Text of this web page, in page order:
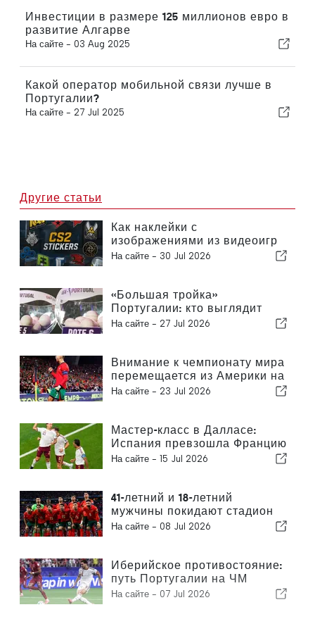
Инвестиции в размере 125 миллионов евро в
развитие Алгарве
На сайте - 03 Aug 2025
Какой оператор мобильной связи лучше в
Португалии?
На сайте - 27 Jul 2025
Другие статьи
Как наклейки с
изображениями из видеоигр
стали источником дохода для
На сайте - 30 Jul 2026
«Большая тройка»
Португалии: кто выглядит
наиболее готовым к новому
На сайте - 27 Jul 2026
Внимание к чемпионату мира
перемещается из Америки на
Пиренейский полуостров
На сайте - 23 Jul 2026
Мастер-класс в Далласе:
Испания превзошла Францию
и вышла в финал чемпионата
На сайте - 15 Jul 2026
41-летний и 18-летний
мужчины покидают стадион
AT&amp;T в Далласе
На сайте - 08 Jul 2026
Иберийское противостояние:
путь Португалии на ЧМ
прервала Испания
На сайте - 07 Jul 2026